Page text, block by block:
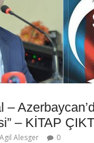
–
– KİTAP
Agil Alesger 0